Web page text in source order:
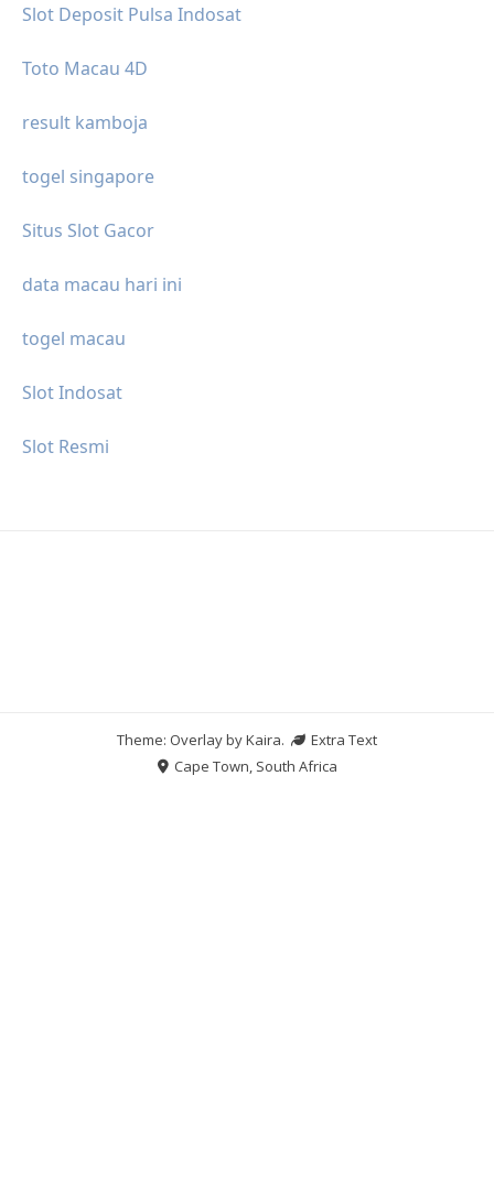
Slot Deposit Pulsa Indosat
Toto Macau 4D
result kamboja
togel singapore
Situs Slot Gacor
data macau hari ini
togel macau
Slot Indosat
Slot Resmi
Theme: Overlay byKaira.
Extra Text
Cape Town, South Africa